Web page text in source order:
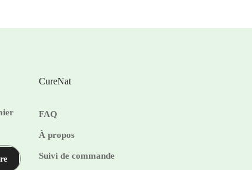
CureNat
FAQ
À propos
Suivi de commande